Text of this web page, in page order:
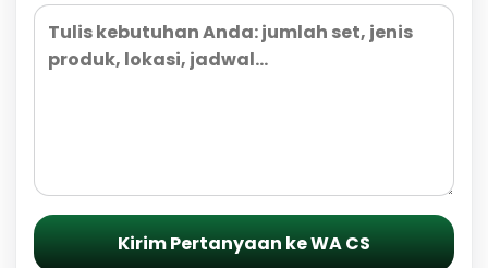
Kirim Pertanyaan ke WA CS